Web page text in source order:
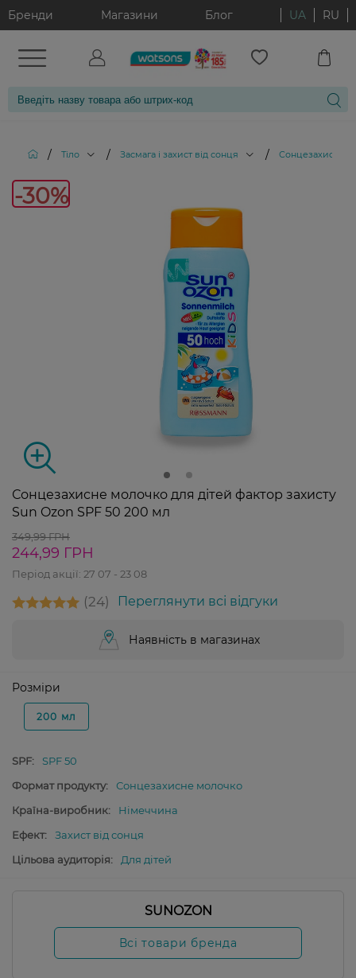
Бренди Магазини Блог UA RU
/ Тіло / Засмага і захист від сонця / Сонцезахисне
-30%
Сонцезахисне молочко для дітей фактор захисту
Sun Ozon SPF 50 200 мл
349,99 ГРН
244,99 ГРН
Період акції: 27 07 - 23 08
24 Переглянути всі відгуки
Наявність в магазинах
Розміри
200 мл
SPF:
SPF 50
Формат продукту:
Сонцезахисне молочко
Країна-виробник:
Німеччина
Ефект:
Захист від сонця
Цільова аудиторія:
Для дітей
SUNOZON
Всі товари бренда